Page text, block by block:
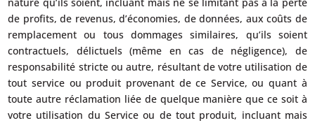
de profits, de revenus, d’économies, de données, aux coûts de
remplacement ou tous dommages similaires, qu’ils soient
contractuels, délictuels (même en cas de négligence), de
responsabilité stricte ou autre, résultant de votre utilisation de
tout service ou produit provenant de ce Service, ou quant à
toute autre réclamation liée de quelque manière que ce soit à
votre utilisation du Service ou de tout produit, incluant mais